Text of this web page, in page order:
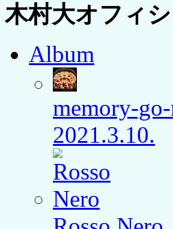
木村大オフィ
Album
memory-
2021.3.10.